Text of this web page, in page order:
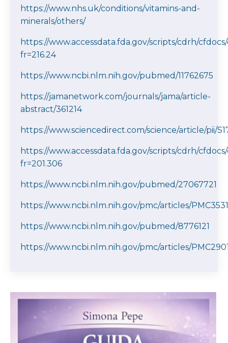
https://www.nhs.uk/conditions/vitamins-and-
minerals/others/
https://www.accessdata.fda.gov/scripts/cdrh/
fr=216.24
https://www.ncbi.nlm.nih.gov/pubmed/11762675
https://jamanetwork.com/journals/jama/article-
abstract/361214
https://www.sciencedirect.com/science/article/pii/
https://www.accessdata.fda.gov/scripts/cdrh/
fr=201.306
https://www.ncbi.nlm.nih.gov/pubmed/27067721
https://www.ncbi.nlm.nih.gov/pmc/articles/
https://www.ncbi.nlm.nih.gov/pubmed/8776121
https://www.ncbi.nlm.nih.gov/pmc/articles/